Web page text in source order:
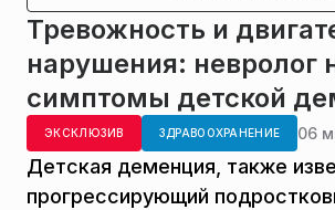
Тревожность и
нарушения: невролог
симптомы детской
ЭКСКЛЮЗИВ ЗДРАВООХРАНЕНИЕ 06
Детская деменция, также
прогрессирующий